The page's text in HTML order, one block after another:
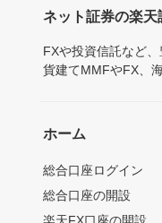
ネット証券の楽
FXや投資信託など
貨建てMMFやFX、
ホーム
総合口座ログイン
総合口座の開設
楽天FX口座の開設